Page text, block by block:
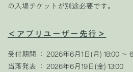
の入場チケットが別途必要です。
＜アプリユーザー先行＞
受付期間 ： 2026年6月1日(月) 18:00 〜
当落発表 ： 2026年6月19日(金) 13:00